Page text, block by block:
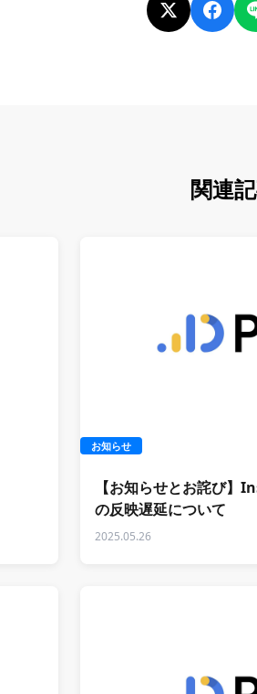
関連
お知らせ
【お知らせとお詫び
の反映遅延について
2025.05.26